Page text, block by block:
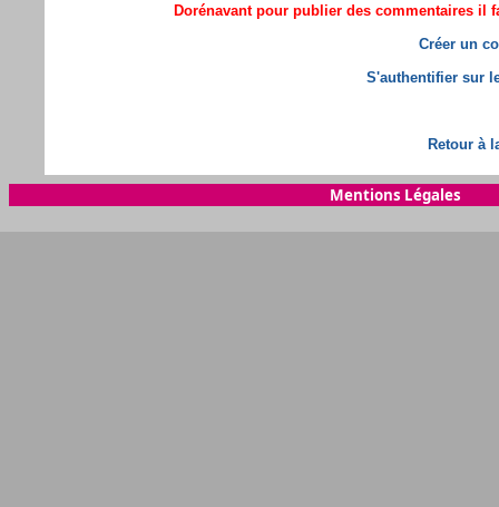
Dorénavant pour publier des commentaires il
Créer un
S'authentifier sur
Retour à
Mentions Légales